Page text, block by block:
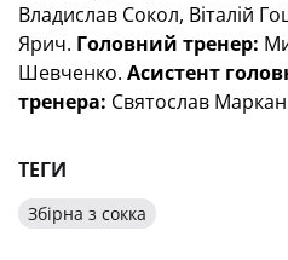
Владислав Сокол, Віталій
Ярич. Головний тренер:
Шевченко. Асистент
тренера: Святослав
ТЕГИ
Збірна з сокка